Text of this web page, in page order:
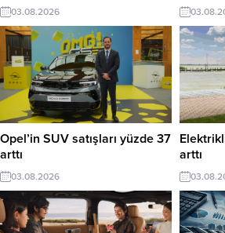
03.08.2026
Opel’in SUV satışları yüzde 37
arttı
03.08.2026
arttı